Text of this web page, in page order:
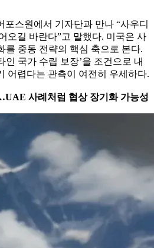
포스원에서 기자단과 만나 “사우디
오길 바란다”고 말했다. 미국은 사
를 중동 전략의 핵심 축으로 본다.
인 국가 수립 보장’을 조건으로 내
어렵다는 관측이 여전히 우세하다.
사례처럼 협상 장기화 가능성